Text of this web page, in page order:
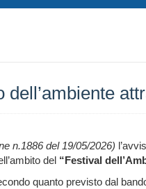
n.1886 del 19/05/2026)
del “Festival
quanto previsto dal